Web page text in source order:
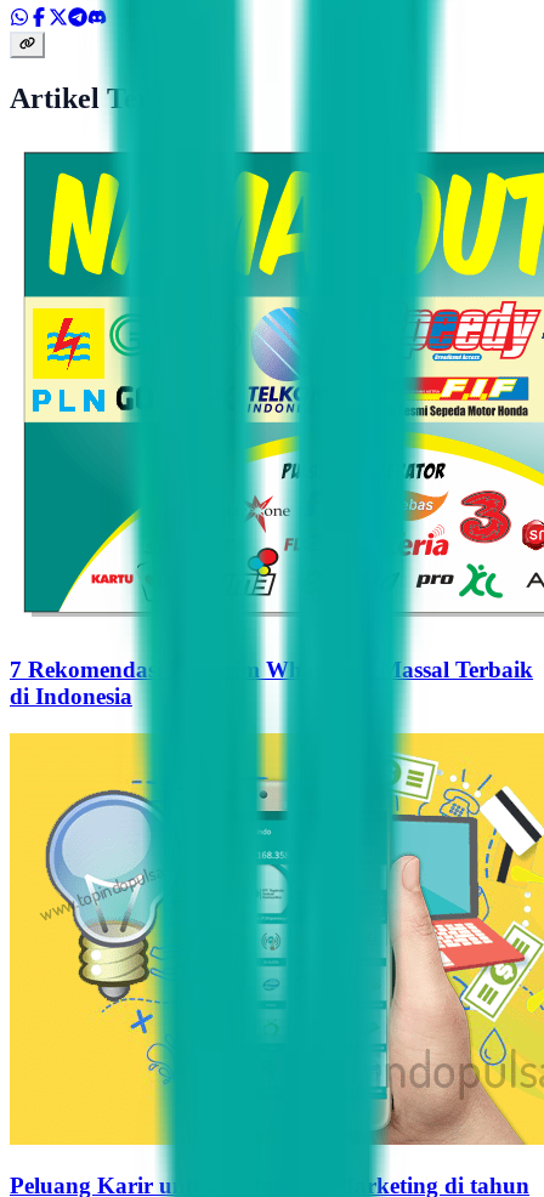
Artikel Terkait
7 Rekomendasi Pengirim WhatsApp Massal Terbaik
di Indonesia
Peluang Karir untuk Influencer Marketing di tahun